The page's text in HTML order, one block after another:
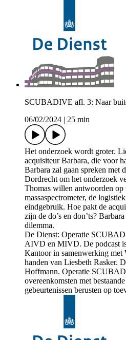
SCUBADIVE afl. 3: Naar
06/02/2024
25 min
Het onderzoek wordt groter.
acquisiteur Barbara, die voor
Barbara zal gaan spreken met
Dordrecht om het onderzoek
Thomas willen antwoorden op
massaspectrometer, de
eindgebruik. Hoe pakt de
zijn de do’s en don’ts?
dilemma.
De Dienst: Operatie
AIVD en MIVD. De podcast
Kantoor in samenwerking met
handen van Liesbeth Rasker.
Hoffmann. Operatie
overeenkomsten met
gebeurtenissen berusten op